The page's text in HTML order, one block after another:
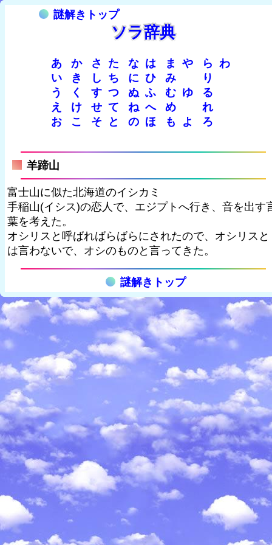
謎解きトップ
ソラ辞典
あ か さ た な は ま や ら わ
い
き し ち に ひ み
り
う
く す つ ぬ ふ む ゆ
る
え
け せ て ね へ め
れ
お
こ そ と の ほ も よ ろ
羊蹄山
富士山に似た北海道のイシカミ
手稲山(イシス)の恋人で、エジプトへ行き、音を出す
葉を考えた。
オシリスと呼ばればらばらにされたので、オシリスと
は言わないで、オシのものと言ってきた。
謎解きトップ